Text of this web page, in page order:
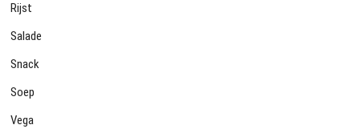
Rijst
Salade
Snack
Soep
Vega